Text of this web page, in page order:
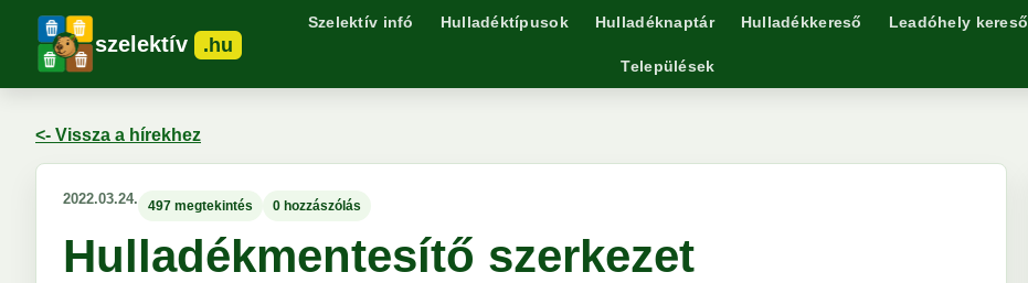
szelektív .hu
Szelektív infó Hulladéktípusok Hulladéknaptár Hulladékkereső Leadóhely kereső
Települések
<- Vissza a hírekhez
2022.03.24. 497 megtekintés 0 hozzászólás
Hulladékmentesítő szerkezet